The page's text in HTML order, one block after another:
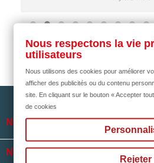
NOTRE SOCIÉTÉ
NOS HORAIRES
Nous respectons la vie
utilisateurs
Nous utilisons des cookies pour améliorer
afficher des publicités ou du contenu
site. En cliquant sur le bouton « Accepter
de cookies
Rejeter